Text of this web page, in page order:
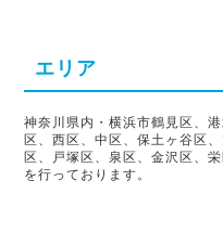
エリア
神奈川県内・横浜市鶴見区、
区、西区、中区、保土ヶ谷区
区、戸塚区、泉区、金沢区、
を行っております。